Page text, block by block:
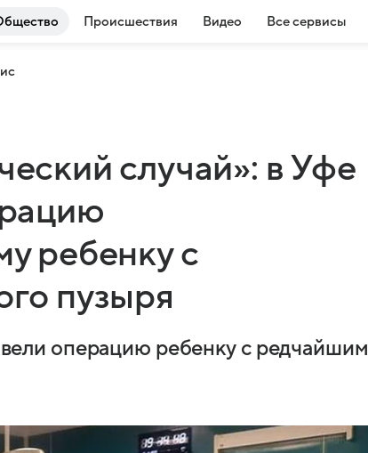
Происшествия Видео Все сервисы
случай»: в Уфе
ребенку с
пузыря
операцию ребенку с редчайшим